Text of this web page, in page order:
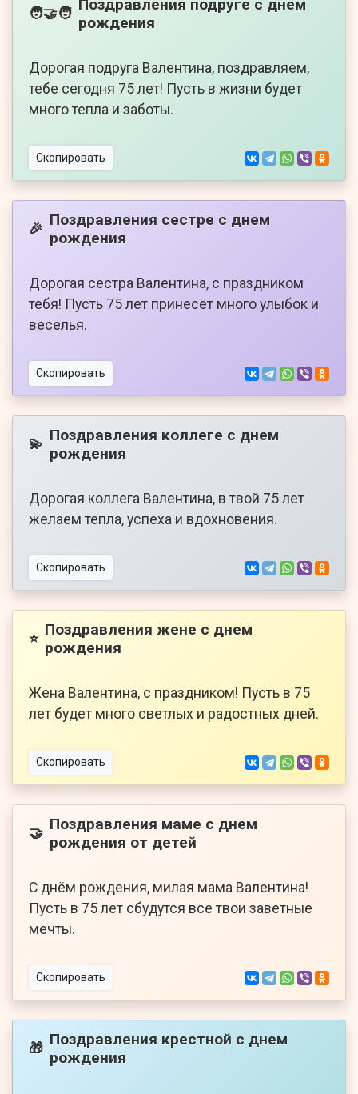
🧑‍🤝‍🧑 Поздравления подруге с днем
рождения
Дорогая подруга Валентина, поздравляем,
тебе сегодня 75 лет! Пусть в жизни будет
много тепла и заботы.
Скопировать
🎉 Поздравления сестре с днем
рождения
Дорогая сестра Валентина, с праздником
тебя! Пусть 75 лет принесёт много улыбок и
веселья.
Скопировать
💫 Поздравления коллеге с днем
рождения
Дорогая коллега Валентина, в твой 75 лет
желаем тепла, успеха и вдохновения.
Скопировать
⭐ Поздравления жене с днем
рождения
Жена Валентина, с праздником! Пусть в 75
лет будет много светлых и радостных дней.
Скопировать
🤝 Поздравления маме с днем
рождения от детей
С днём рождения, милая мама Валентина!
Пусть в 75 лет сбудутся все твои заветные
мечты.
Скопировать
🎁 Поздравления крестной с днем
рождения